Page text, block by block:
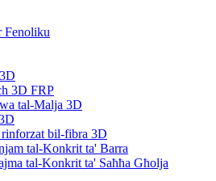
Fenoliku
3D FRP
tal-Malja 3D
bil-fibra 3D
tal-Konkrit ta' Barra
tal-Konkrit ta' Saħħa Għolja